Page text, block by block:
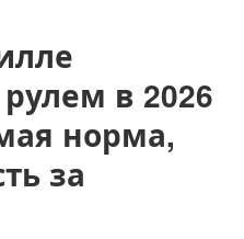
в 2026
норма,
за